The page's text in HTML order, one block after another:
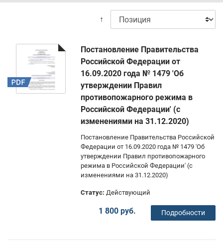
↑
Постановление Правительства
Российской Федерации от
16.09.2020 года № 1479 'Об
утверждении Правил
противопожарного режима в
Российской Федерации' (с
изменениями на 31.12.2020)
Постановление Правительства Российской
Федерации от 16.09.2020 года № 1479 'Об
утверждении Правил противопожарного
режима в Российской Федерации' (с
изменениями на 31.12.2020)
Статус: Действующий
1 800 руб. Подробности